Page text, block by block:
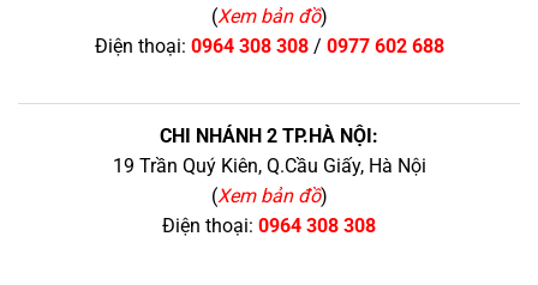
(Xem bản đồ)
Điện thoại: 0964 308 308/ 0977 602 688
CHI NHÁNH 2 TP.HÀ NỘI:
19 Trần Quý Kiên, Q.Cầu Giấy, Hà Nội
(Xem bản đồ)
Điện thoại: 0964 308 308